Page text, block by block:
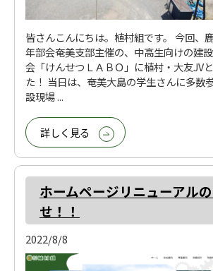
皆さんこんにちは。植村組です。 今回、
年部会奄美支部主催の、中高生向けの建
会「けんせつＬＡＢＯ」に植村・大友JV
た！ 当日は、奄美大島の学生さんに多数
設現場 ...
詳しく見る
ホームページリニューアル
せ！！
2022/8/8